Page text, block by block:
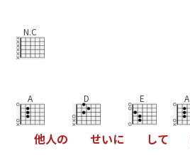
N.C
A
他人の
D
せいに
E
して
A